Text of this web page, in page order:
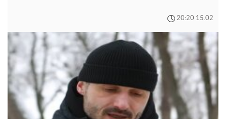
20:20 15.02